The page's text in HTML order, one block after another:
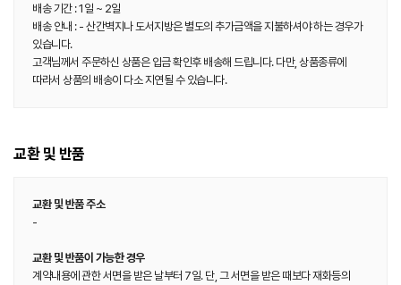
배송 기간 : 1일 ~ 2일
배송 안내 : - 산간벽지나 도서지방은 별도의 추가금액을 지불하셔야 하는 경우가
있습니다.
고객님께서 주문하신 상품은 입금 확인후 배송해 드립니다. 다만, 상품종류에
따라서 상품의 배송이 다소 지연될 수 있습니다.
교환 및 반품
교환 및 반품 주소
-
교환 및 반품이 가능한 경우
계약내용에 관한 서면을 받은 날부터 7일. 단, 그 서면을 받은 때보다 재화등의